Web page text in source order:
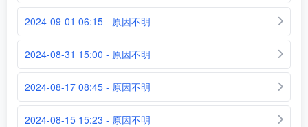
2024-09-01 06:15 - 原因不明
2024-08-31 15:00 - 原因不明
2024-08-17 08:45 - 原因不明
2024-08-15 15:23 - 原因不明